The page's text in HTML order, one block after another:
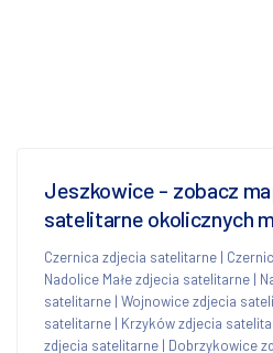
Jeszkowice - zobacz
satelitarne okolicznych
Czernica zdjecia satelitarne |
Nadolice Małe zdjecia satelitarne |
satelitarne | Wojnowice zdjecia
satelitarne | Krzyków zdjecia
zdjecia satelitarne | Dobrzykowice